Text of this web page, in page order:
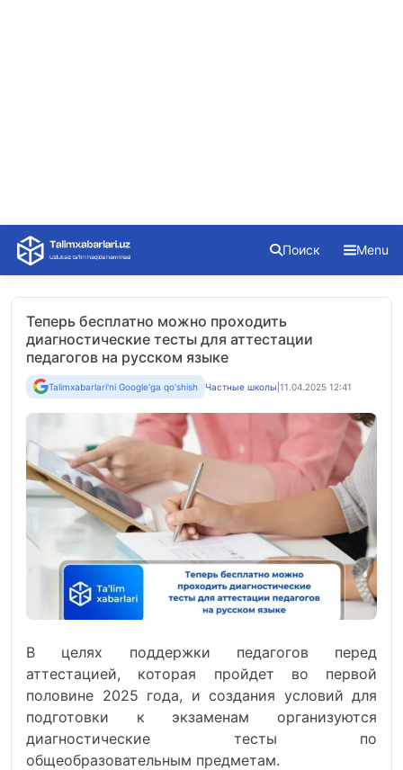
Skip
content
Поиск Menu
Теперь бесплатно можно проходить
диагностические тесты для аттестации
педагогов на русском языке
Talimxabarlari'ni Google'ga qo'shish Частные школы 11.04.2025 12:41
В целях поддержки педагогов перед
аттестацией, которая пройдет во первой
половине 2025 года, и создания условий для
подготовки к экзаменам организуются
диагностические тесты по
общеобразовательным предметам.